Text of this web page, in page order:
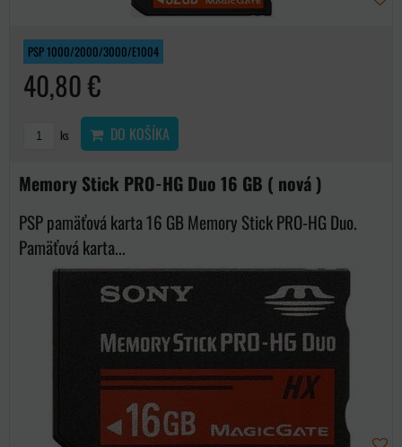
PSP 1000/2000/3000/E1004
40,80 €
ks DO KOŠÍKA
Memory Stick PRO-HG Duo 16 GB ( nová )
PSP pamäťová karta 16 GB Memory Stick PRO-HG Duo.
Pamäťová karta...